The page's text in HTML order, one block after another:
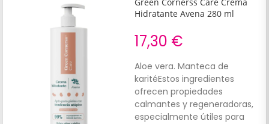
Green Cornerss Care Crema
Hidratante Avena 280 ml
17,30 €
Aloe vera. Manteca de
karitéEstos ingredientes
ofrecen propiedades
calmantes y regeneradoras,
especialmente útiles para